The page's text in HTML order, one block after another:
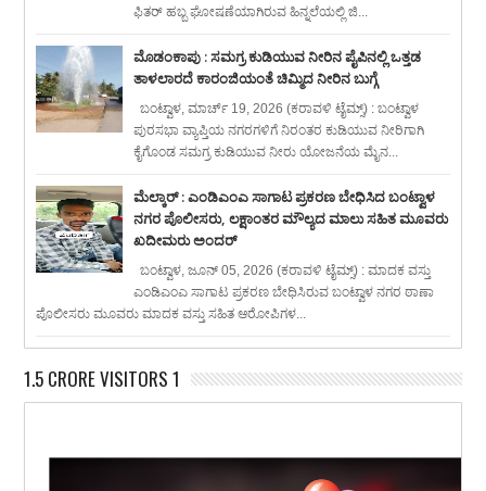
ಫಿತರ್ ಹಬ್ಬ ಘೋಷಣೆಯಾಗಿರುವ ಹಿನ್ನಲೆಯಲ್ಲಿ ಜಿ...
ಮೊಡಂಕಾಪು : ಸಮಗ್ರ ಕುಡಿಯುವ ನೀರಿನ ಪೈಪಿನಲ್ಲಿ ಒತ್ತಡ
ತಾಳಲಾರದೆ ಕಾರಂಜಿಯಂತೆ ಚಿಮ್ಮಿದ ನೀರಿನ ಬುಗ್ಗೆ
ಬಂಟ್ವಾಳ, ಮಾರ್ಚ್ 19, 2026 (ಕರಾವಳಿ ಟೈಮ್ಸ್) : ಬಂಟ್ವಾಳ
ಪುರಸಭಾ ವ್ಯಾಪ್ತಿಯ ನಗರಗಳಿಗೆ ನಿರಂತರ ಕುಡಿಯುವ ನೀರಿಗಾಗಿ
ಕೈಗೊಂಡ ಸಮಗ್ರ ಕುಡಿಯುವ ನೀರು ಯೋಜನೆಯ ಮೈನ...
ಮೆಲ್ಕಾರ್ : ಎಂಡಿಎಂಎ ಸಾಗಾಟ ಪ್ರಕರಣ ಬೇಧಿಸಿದ ಬಂಟ್ವಾಳ
ನಗರ ಪೊಲೀಸರು, ಲಕ್ಷಾಂತರ ಮೌಲ್ಯದ ಮಾಲು ಸಹಿತ ಮೂವರು
ಖದೀಮರು ಅಂದರ್
ಬಂಟ್ವಾಳ, ಜೂನ್ 05, 2026 (ಕರಾವಳಿ ಟೈಮ್ಸ್) : ಮಾದಕ ವಸ್ತು
ಎಂಡಿಎಂಎ ಸಾಗಾಟ ಪ್ರಕರಣ ಬೇಧಿಸಿರುವ ಬಂಟ್ವಾಳ ನಗರ ಠಾಣಾ
ಪೊಲೀಸರು ಮೂವರು ಮಾದಕ ವಸ್ತು ಸಹಿತ ಆರೋಪಿಗಳ...
1.5 CRORE VISITORS 1